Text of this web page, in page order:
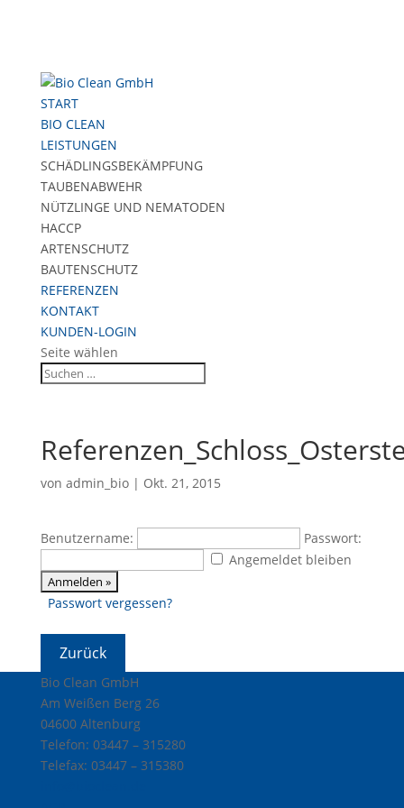
START
BIO CLEAN
LEISTUNGEN
SCHÄDLINGSBEKÄMPFUNG
TAUBENABWEHR
NÜTZLINGE UND NEMATODEN
HACCP
ARTENSCHUTZ
BAUTENSCHUTZ
REFERENZEN
KONTAKT
KUNDEN-LOGIN
Seite wählen
von admin_bio| Okt. 21, 2015
Benutzername:
Passwort:
Angemeldet bleiben
Passwort vergessen?
Bio Clean GmbH
Am Weißen Berg 26
04600 Altenburg
Telefon: 03447 – 315280
Telefax: 03447 – 315380